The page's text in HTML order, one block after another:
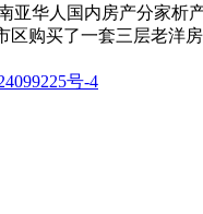
华人国内房产分家析
区购买了一套三层老洋
号-4